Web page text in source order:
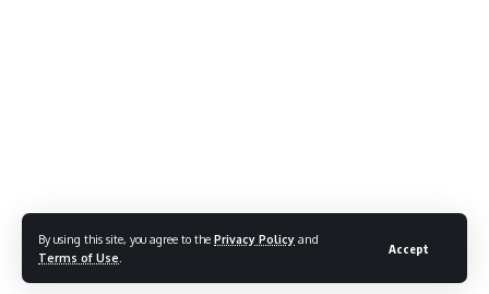
By using this site, you agree to the Privacy Policy and
Terms of Use
Accept